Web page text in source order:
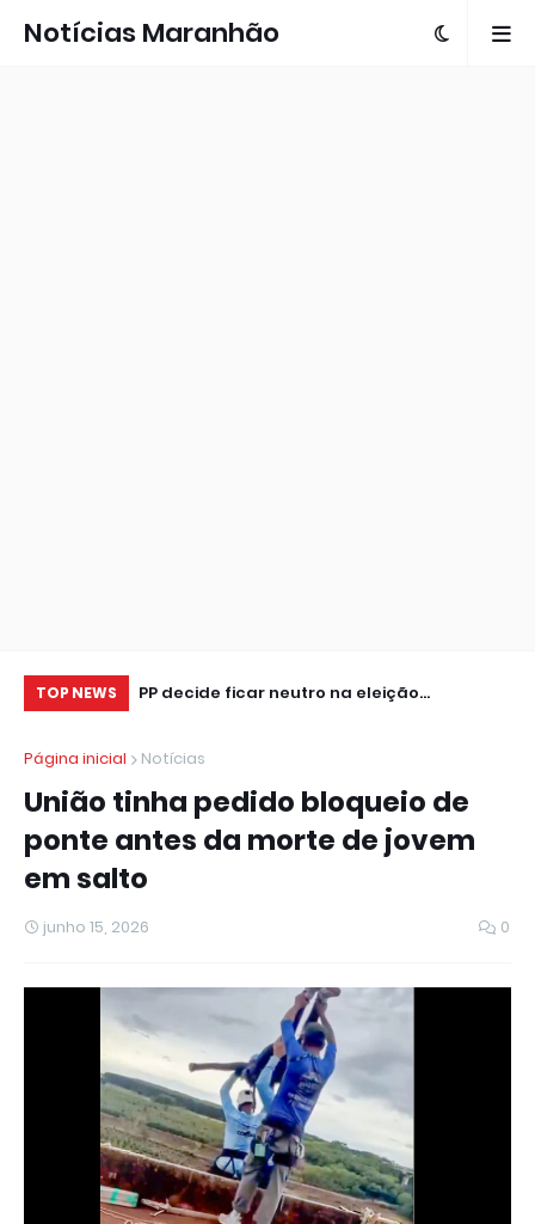
Notícias Maranhão
TOP NEWS
de seguros,
PP decide ficar neutro na eleição
Página inicial
Notícias
União tinha pedido bloqueio de
ponte antes da morte de jovem
em salto
junho 15, 2026 0